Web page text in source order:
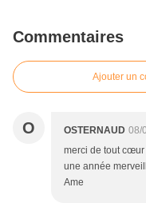
Commentaires
Ajouter un
O OSTERNAUD 08/
merci de tout cœur
une année
Ame